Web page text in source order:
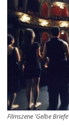
Filmszene 'Gelbe Briefe'